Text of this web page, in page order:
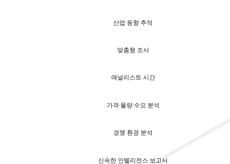
산업 동향 추적
맞춤형 조사
애널리스트 시간
가격·물량·수요 분석
경쟁 환경 분석
신속한 인텔리전스 보고서